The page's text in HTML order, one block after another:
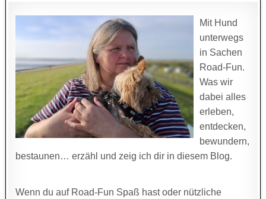
Mit Hund
unterwegs
in Sachen
Road-Fun.
Was wir
dabei alles
erleben,
entdecken,
bewundern,
bestaunen… erzähl und zeig ich dir in diesem Blog.
Wenn du auf Road-Fun Spaß hast oder nützliche